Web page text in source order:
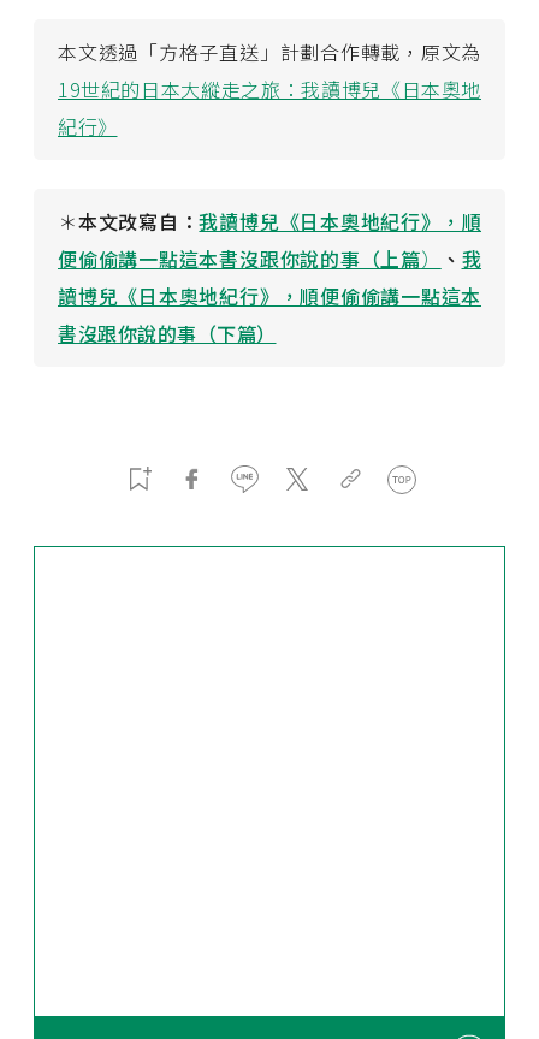
本文透過「方格子直送」計劃合作轉載，原文為
19世紀的日本大縱走之旅：我讀博兒《日本奧地
紀行》
＊本文改寫自：我讀博兒《日本奧地紀行》，順
便偷偷講一點這本書沒跟你說的事（上篇） 、 我
讀博兒《日本奧地紀行》，順便偷偷講一點這本
書沒跟你說的事（下篇）